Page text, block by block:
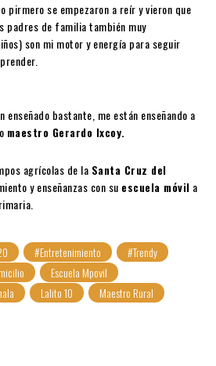
pirmero se empezaron a reír y vieron que
padres de familia también muy
son mi motor y energía para seguir
enseñado bastante, me están enseñando a
maestro Gerardo Ixcoy.
agrícolas de la Santa Cruz del
y enseñanzas con su escuela móvil a
#Entretenimiento
#Trendy
Escuela Mpovil
Lalito 10
Maestro Rural